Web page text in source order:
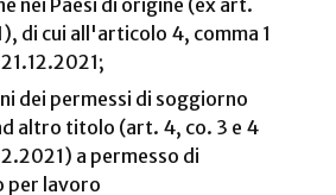
di cui all'articolo 4, comma 1
dei permessi di soggiorno
altro titolo (art. 4, co. 3 e 4
a permesso di
per lavoro